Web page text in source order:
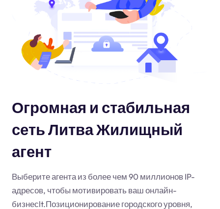
Огромная и стабильная
сеть Литва Жилищный
агент
Выберите агента из более чем 90 миллионов IP-
адресов, чтобы мотивировать ваш онлайн-
бизнесlt.Позиционирование городского уровня,